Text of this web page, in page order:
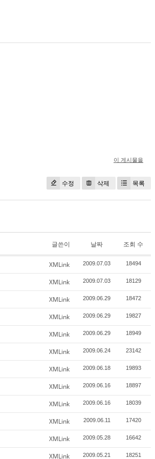
이 게시물을
수정 삭제 목록
글쓴이 날짜 조회 수
XMLink 2009.07.03 18494
XMLink 2009.07.03 18129
XMLink 2009.06.29 18472
XMLink 2009.06.29 19827
XMLink 2009.06.29 18949
XMLink 2009.06.24 23142
XMLink 2009.06.18 19893
XMLink 2009.06.16 18897
XMLink 2009.06.16 18039
XMLink 2009.06.11 17420
XMLink 2009.05.28 16642
XMLink 2009.05.21 18251